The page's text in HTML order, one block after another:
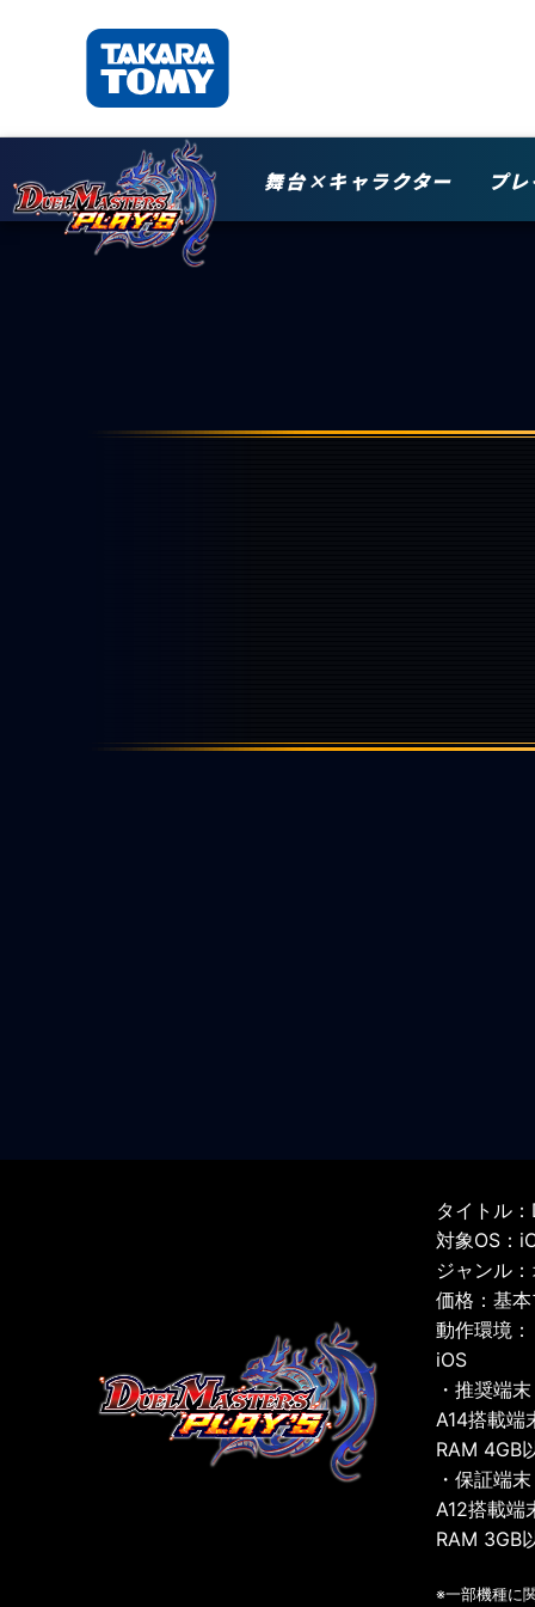
舞台×キャラクター プ
タイトル
対象OS：
ジャンル
価格：基本
動作環境：
iOS
・推奨端末
A14搭載端
RAM 4GB
・保証端末
A12搭載端
RAM 3GB
※一部機種に